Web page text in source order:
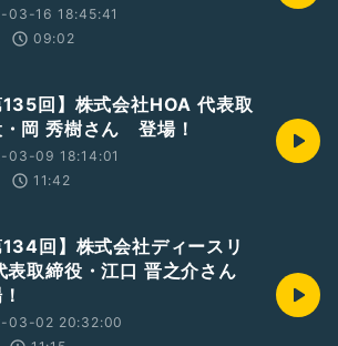
03-16 18:45:41
09:02
135回】株式会社HOA 代表取
岡 秀樹さん 登場！
03-09 18:14:01
11:42
134回】株式会社ディースリ
表取締役・江口 晋之介さん
03-02 20:32:00